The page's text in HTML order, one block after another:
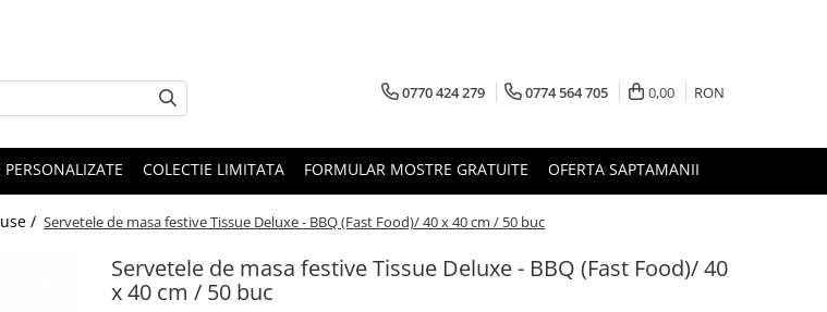
0770 424 279 0774 564 705 0,00 RON
PERSONALIZATE COLECTIE LIMITATA FORMULAR MOSTRE GRATUITE OFERTA SAPTAMANII
/ Servetele de masa festive Tissue Deluxe - BBQ (Fast Food)/ 40 x 40 cm / 50 buc
Servetele de masa festive Tissue Deluxe - BBQ (Fast Food)/ 40
x 40 cm / 50 buc